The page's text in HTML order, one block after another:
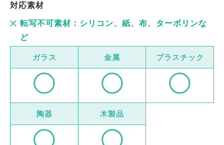
対応素材
転写不可素材：シリコン、紙、布、ターボリンな
ど
ガラス 金属 プラスチック
陶器 木製品